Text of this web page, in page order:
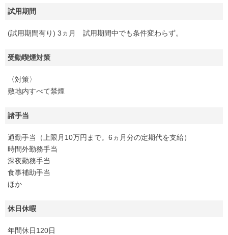
試用期間
(試用期間有り) 3ヵ月 試用期間中でも条件変わらず。
受動喫煙対策
〈対策〉
敷地内すべて禁煙
諸手当
通勤手当（上限月10万円まで。6ヵ月分の定期代を支給）
時間外勤務手当
深夜勤務手当
食事補助手当
ほか
休日休暇
年間休日120日